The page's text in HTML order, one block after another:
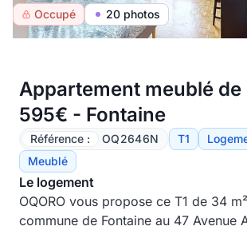
Occupé 20 photos
Appartement meublé
595€ - Fontaine
Référence : OQ2646N T1
Meublé
Le logement
OQORO vous propose ce T1 de 34
commune de Fontaine au 47 Avenue